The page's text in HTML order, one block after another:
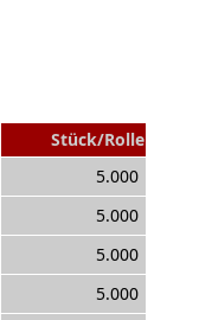
Stück/Rolle
5.000
5.000
5.000
5.000